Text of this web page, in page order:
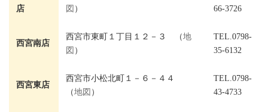
店
図 ）
66-3726
西宮南店
西宮市東町１丁目１２－３ （地
図 ）
TEL.0798-
35-6132
西宮東店
西宮市小松北町１－６－４４
（地図 ）
TEL.0798-
43-4733